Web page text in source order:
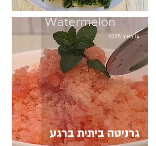
גרניטה ביתית ברגע
14 באוג׳ 2025